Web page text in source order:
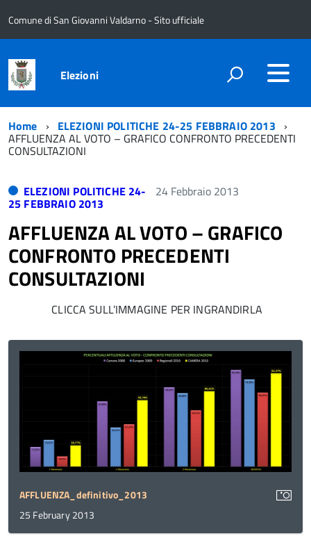
Comune di San Giovanni Valdarno - Sito ufficiale
Elezioni
Home ELEZIONI POLITICHE 24-25 FEBBRAIO 2013
AFFLUENZA AL VOTO – GRAFICO CONFRONTO PRECEDENTI
CONSULTAZIONI
ELEZIONI POLITICHE 24-
25 FEBBRAIO 2013
24 Febbraio 2013
AFFLUENZA AL VOTO – GRAFICO
CONFRONTO PRECEDENTI
CONSULTAZIONI
CLICCA SULL’IMMAGINE PER INGRANDIRLA
AFFLUENZA_definitivo_2013
25 February 2013